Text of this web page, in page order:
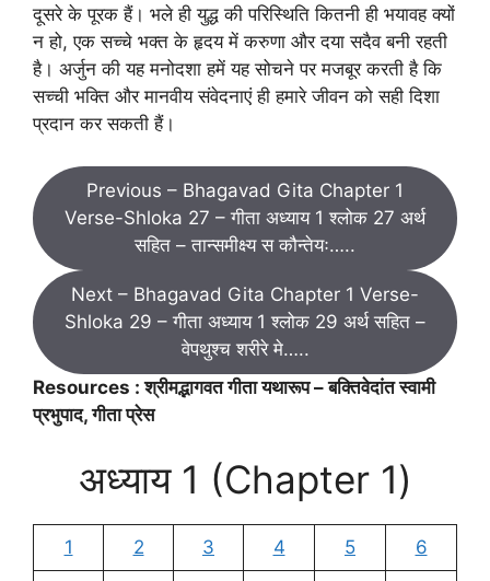
दूसरे के पूरक हैं। भले ही युद्ध की परिस्थिति कितनी ही भयावह क्यों
न हो, एक सच्चे भक्त के हृदय में करुणा और दया सदैव बनी रहती
है। अर्जुन की यह मनोदशा हमें यह सोचने पर मजबूर करती है कि
सच्ची भक्ति और मानवीय संवेदनाएं ही हमारे जीवन को सही दिशा
प्रदान कर सकती हैं।
Previous – Bhagavad Gita Chapter 1
Verse-Shloka 27 – गीता अध्याय 1 श्लोक 27 अर्थ
सहित – तान्समीक्ष्य स कौन्तेयः…..
Next – Bhagavad Gita Chapter 1 Verse-
Shloka 29 – गीता अध्याय 1 श्लोक 29 अर्थ सहित –
वेपथुश्च शरीरे मे…..
Resources : श्रीमद्भागवत गीता यथारूप – बक्तिवेदांत स्वामी
प्रभुपाद, गीता प्रेस
अध्याय 1 (Chapter 1)
1 2 3 4 5 6